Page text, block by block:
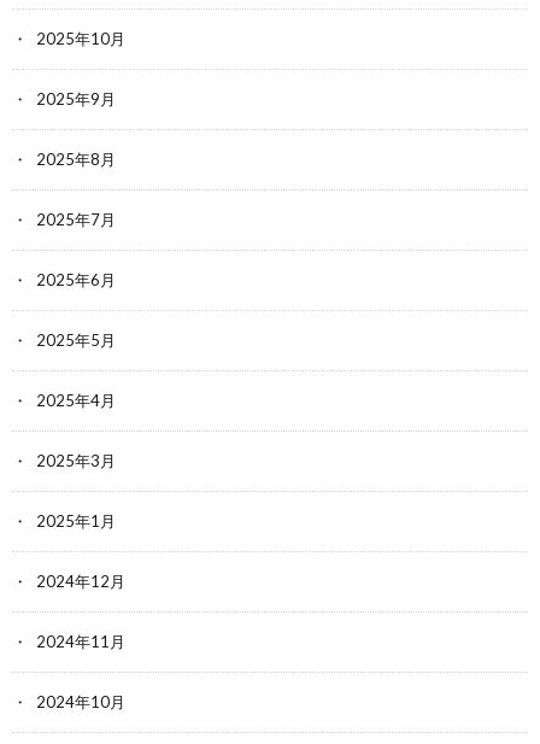
2025年10月
2025年9月
2025年8月
2025年7月
2025年6月
2025年5月
2025年4月
2025年3月
2025年1月
2024年12月
2024年11月
2024年10月